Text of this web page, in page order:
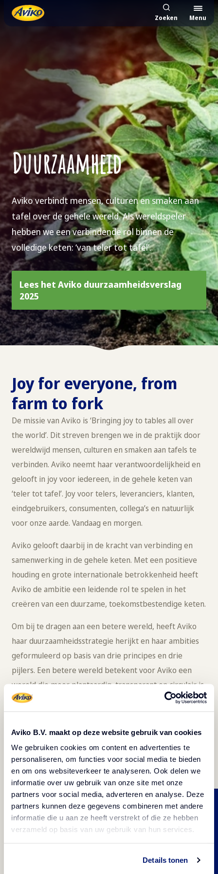
Aviko B.V. maakt op deze website gebruik van cookies
We gebruiken cookies om content en advertenties te
personaliseren, om functies voor social media te bieden
en om ons websiteverkeer te analyseren. Ook delen we
informatie over uw gebruik van onze site met onze
partners voor social media, adverteren en analyse. Deze
partners kunnen deze gegevens combineren met andere
informatie die u aan ze heeft verstrekt of die ze hebben
verzameld op basis van uw gebruik van hun services.
Details tonen
Zoeken Menu
Duurzaamheid
Aviko verbindt mensen, culturen en smaken aan
tafel over de gehele wereld. Als wereldspeler
hebben we een verbindende rol binnen de
volledige keten: ‘van teler tot tafel’.
Lees het Aviko duurzaamheidsverslag
2025
Joy for everyone, from
farm to fork
De missie van Aviko is ‘Bringing joy to tables all over
the world’. Dit streven brengen we in de praktijk door
wereldwijd mensen, culturen en smaken aan tafels te
verbinden. Aviko neemt haar verantwoordelijkheid en
gelooft in joy voor iedereen, in de gehele keten van
‘teler tot tafel’. Joy voor telers, leveranciers, klanten,
eindgebruikers, consumenten, collega’s en natuurlijk
voor onze aarde. Vandaag en morgen.
Aviko gelooft daarbij in de kracht van verbinding en
samenwerking in de gehele keten. Met een positieve
houding en grote internationale betrokkenheid heeft
Aviko de ambitie een leidende rol te spelen in het
creëren van een duurzame, toekomstbestendige keten.
Om bij te dragen aan een betere wereld, heeft Aviko
haar duurzaamheidsstrategie herijkt en haar ambities
geformuleerd op basis van drie principes en drie
pijlers. Een betere wereld betekent voor Aviko een
wereld die meer plantaardig, transparant en circulair is.
Aviko richt zich op ‘joy voor iedereen, nu en in de
Healthy EarthenHappy People .
Proud Farmers
Met de allerbeste aardappelen van de
producten maken. En werken we samen